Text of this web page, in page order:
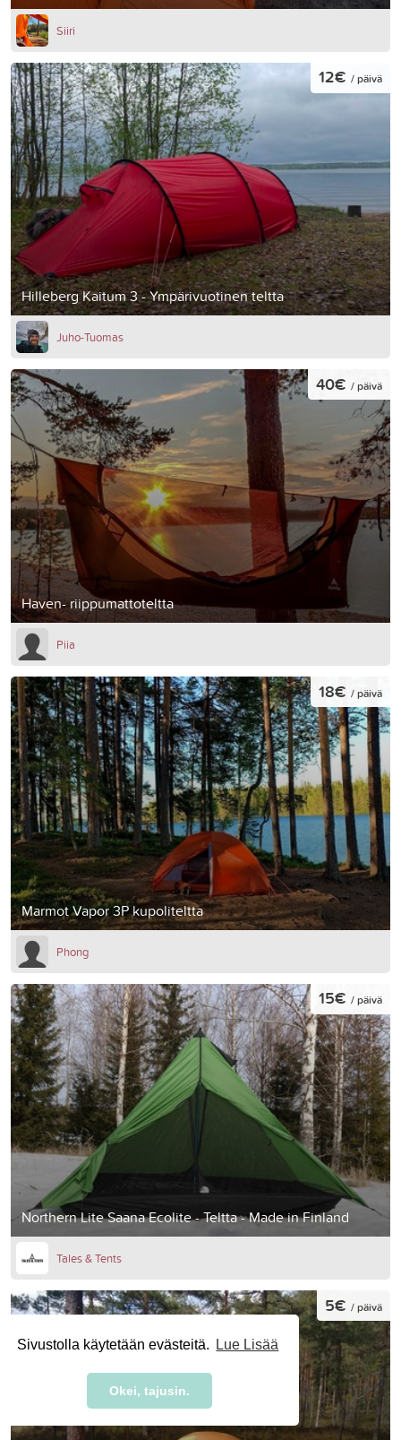
Sivustolla käytetään evästeitä. Lue Lisää
Okei, tajusin.
Siiri
Hilleberg Kaitum 3 - Ympärivuotinen teltta
12€ / päivä
Juho-Tuomas
Haven- riippumattoteltta
40€ / päivä
Piia
Marmot Vapor 3P kupoliteltta
18€ / päivä
Phong
Northern Lite Saana Ecolite - Teltta - Made in Finland
15€ / päivä
Tales & Tents
5€ / päivä